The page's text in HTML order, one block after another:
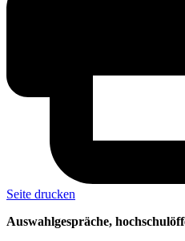
Seite drucken
Auswahlgespräche,